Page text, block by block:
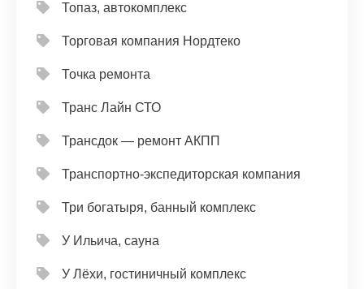
Топаз, автокомплекс
Торговая компания Нордтеко
Точка ремонта
Транс Лайн СТО
Трансдок — ремонт АКПП
Транспортно-экспедиторская компания
Три богатыря, банный комплекс
У Ильича, сауна
У Лёхи, гостиничный комплекс